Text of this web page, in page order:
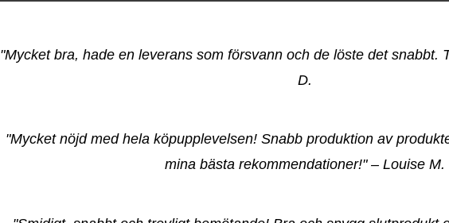
"Mycket bra, hade en leverans som försvann och de löste det snabbt.
D.
"Mycket nöjd med hela köpupplevelsen! Snabb produktion av
mina bästa rekommendationer!" – Louise M.